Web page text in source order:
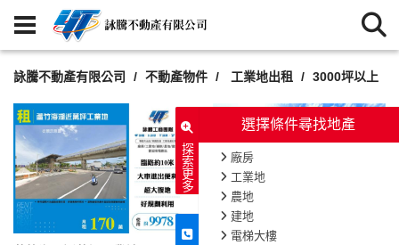
選擇條件尋找地產
廠房
工業地
農地
建地
電梯大樓
探索更多
詠騰不動產有限公司 不動產物件 工業地出租 3000坪以上